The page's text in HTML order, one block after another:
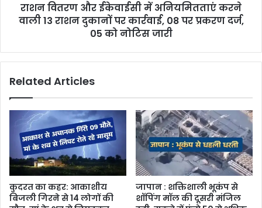
राशन वितरण और ईकेवाईसी में अनियमितताएं करने
वाली 13 राशन दुकानों पर कार्रवाई, 08 पर प्रकरण दर्ज,
05 को नोटिस जारी
Related Articles
कुदरत का कहर: आकाशीय
बिजली गिरने से 14 लोगों की
जापान : शक्तिशाली भूकंप से
शॉपिंग मॉल की दूसरी मंजिल